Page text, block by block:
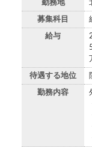
勤務地
募集科目
給与
待遇する地位
勤務内容